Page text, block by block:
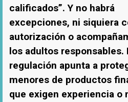
calificados”. Y no habrá
excepciones, ni siquiera
autorización o
los adultos responsables.
regulación apunta a
menores de productos
que exigen experiencia o